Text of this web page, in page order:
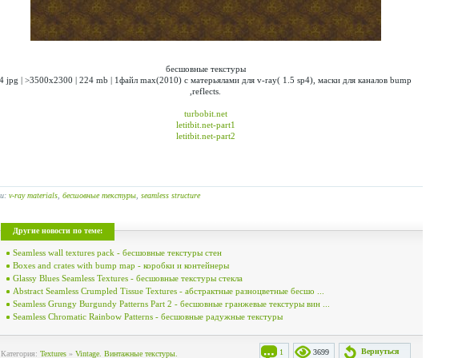
бесшовные текстуры
4 jpg | >3500x2300 | 224 mb | 1файл max(2010) c матерьялами для v-ray( 1.5 sp4), маски для каналов bump
,reflects.
turbobit.net
letitbit.net-part1
letitbit.net-part2
v-ray materials, бесшовные текстуры, seamless structure
Другие новости по теме:
Seamless wall textures pack - бесшовные текстуры стен
Boxes and crates with bump map - коробки и контейнеры
Glassy Blues Seamless Textures - бесшовные текстуры стекла
Abstract Seamless Crumpled Tissue Textures - абстрактные разноцветные бесшо ...
Seamless Grungy Burgundy Patterns Part 2 - бесшовные гранжевые текстуры вин ...
Seamless Chromatic Rainbow Patterns - бесшовные радужные текстуры
Вернуться
3699
1
Категория: Textures» Vintage. Винтажные текстуры.